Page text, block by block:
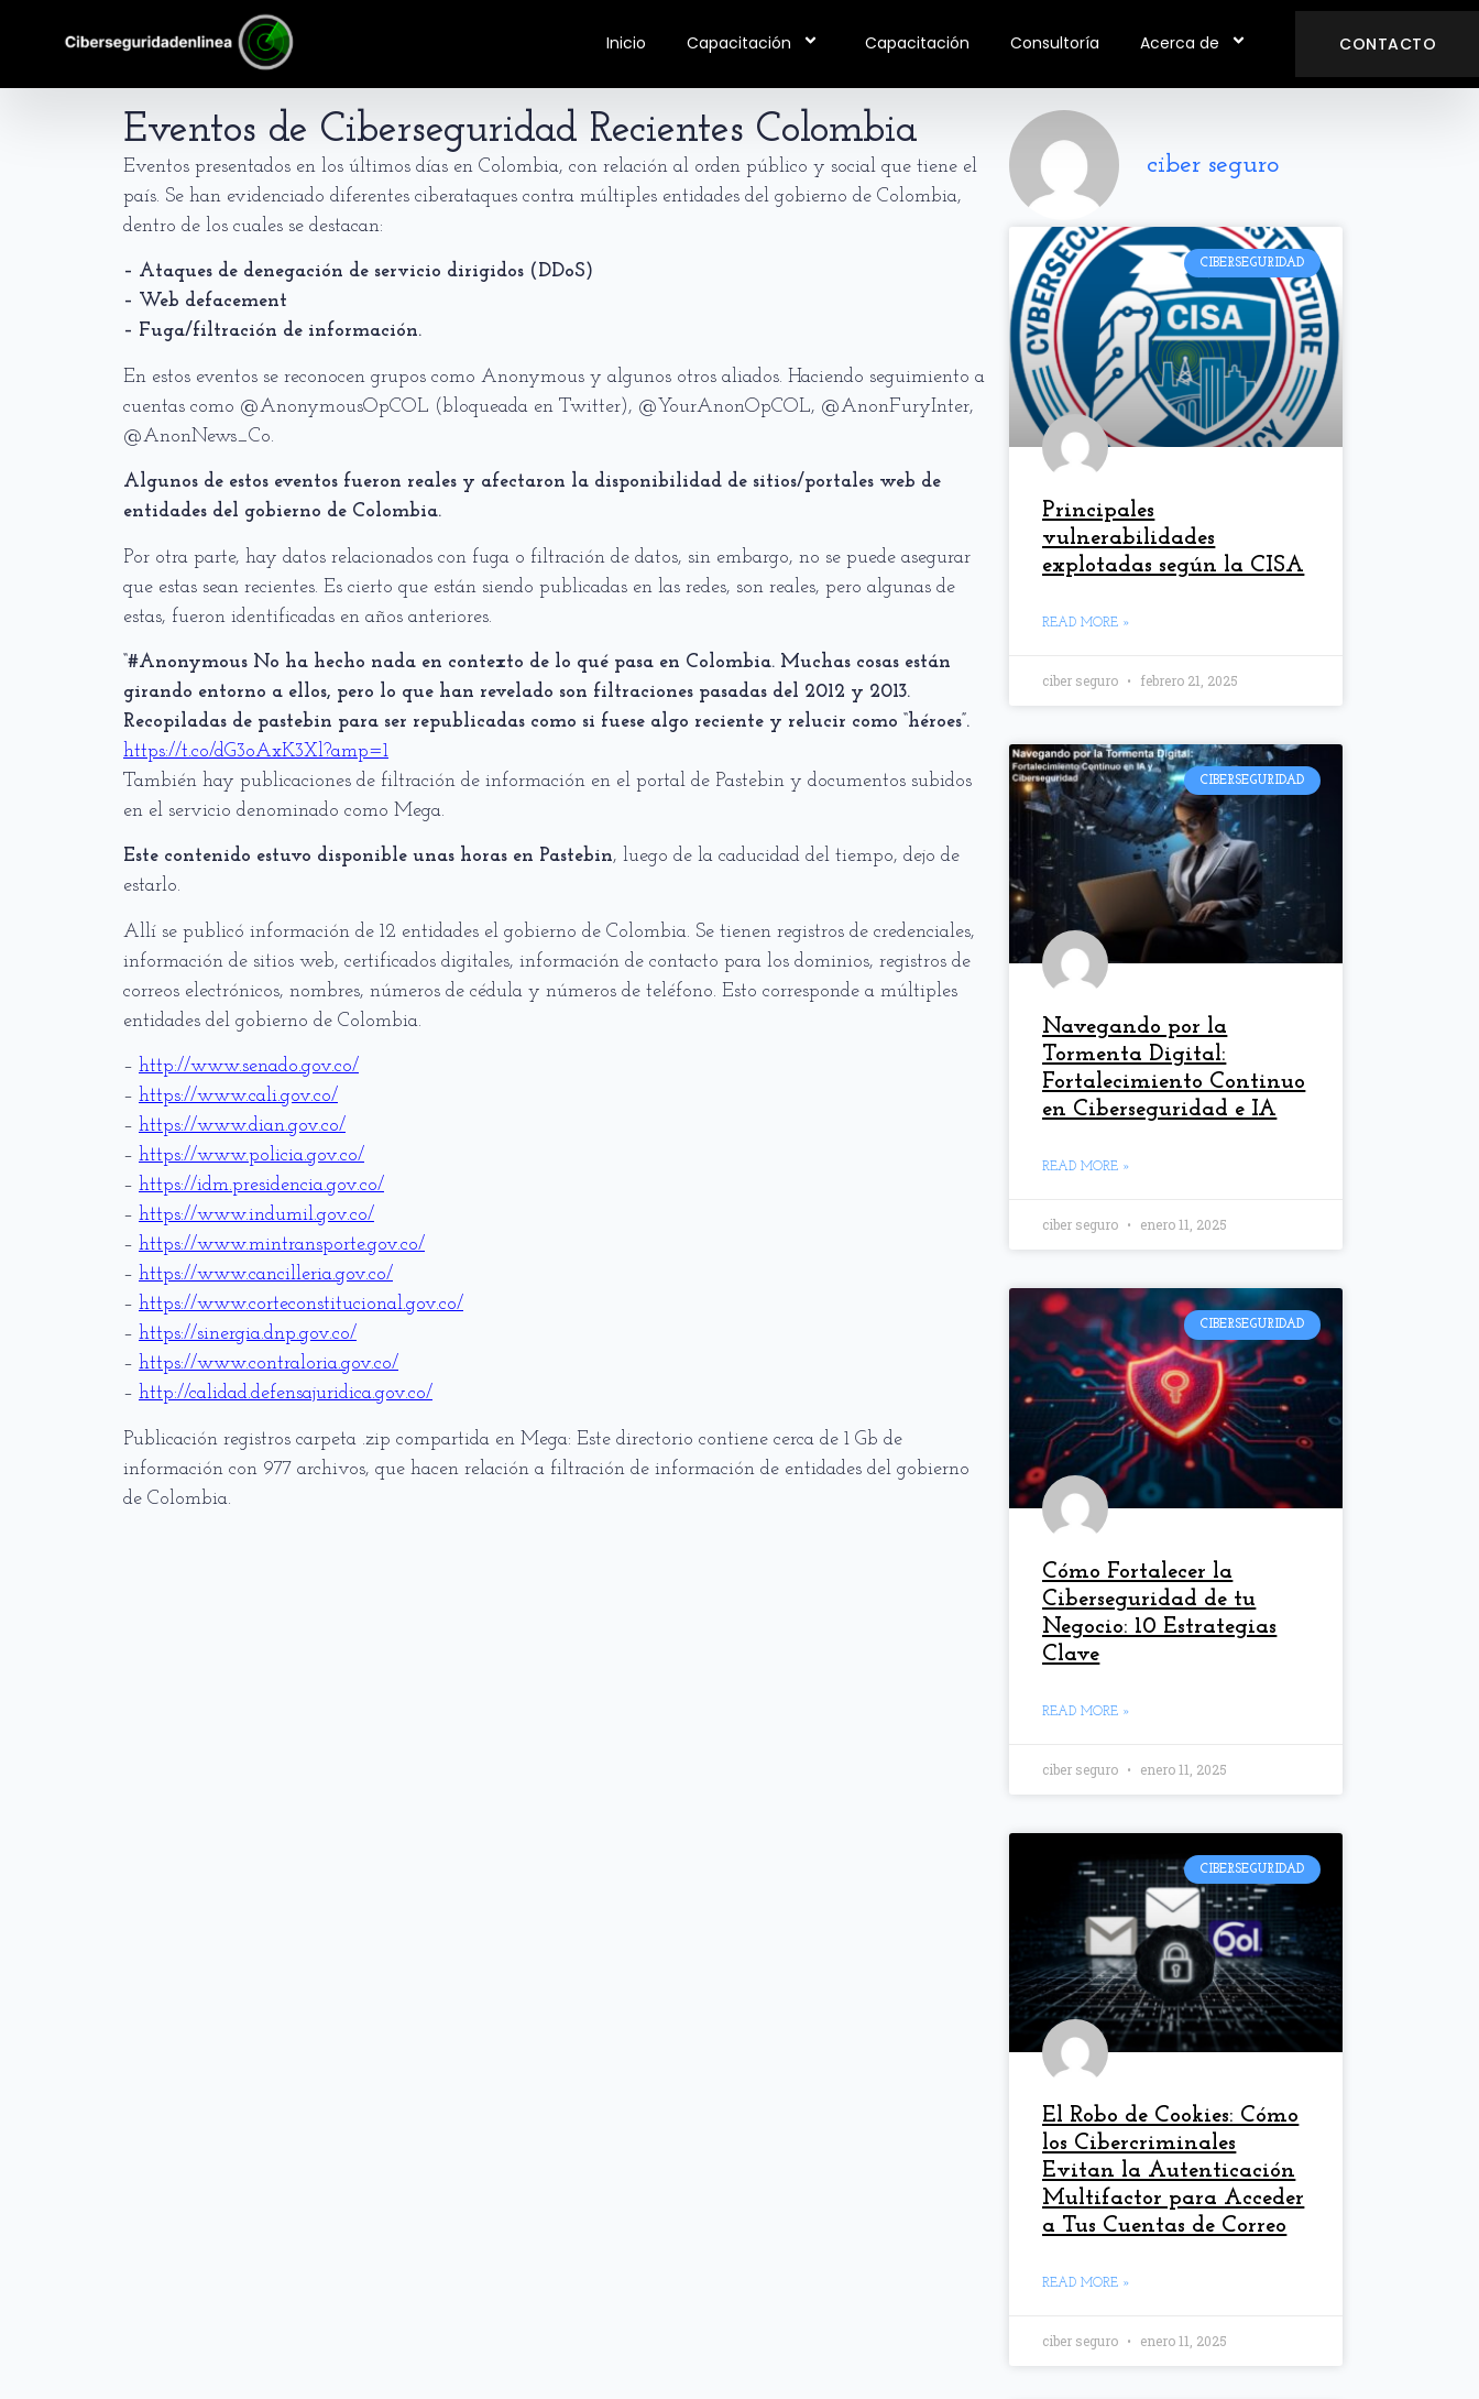
Inicio Capacitación Capacitación Consultoría Acerca de CONTACTO
Eventos de Ciberseguridad Recientes Colombia
Eventos presentados en los últimos días en Colombia, con relación al orden público y social que tiene el
país. Se han evidenciado diferentes ciberataques contra múltiples entidades del gobierno de Colombia,
dentro de los cuales se destacan:
– Ataques de denegación de servicio dirigidos (DDoS)
– Web defacement
– Fuga/filtración de información.
En estos eventos se reconocen grupos como Anonymous y algunos otros aliados. Haciendo seguimiento a
cuentas como @AnonymousOpCOL (bloqueada en Twitter), @YourAnonOpCOL, @AnonFuryInter,
@AnonNews_Co.
Algunos de estos eventos fueron reales y afectaron la disponibilidad de sitios/portales web de
entidades del gobierno de Colombia.
Por otra parte, hay datos relacionados con fuga o filtración de datos, sin embargo, no se puede asegurar
que estas sean recientes. Es cierto que están siendo publicadas en las redes, son reales, pero algunas de
estas, fueron identificadas en años anteriores.
“#Anonymous No ha hecho nada en contexto de lo qué pasa en Colombia. Muchas cosas están
girando entorno a ellos, pero lo que han revelado son filtraciones pasadas del 2012 y 2013.
Recopiladas de pastebin para ser republicadas como si fuese algo reciente y relucir como “héroes”.
https://t.co/dG3oAxK3Xl?amp=1
También hay publicaciones de filtración de información en el portal de Pastebin y documentos subidos
en el servicio denominado como Mega.
Este contenido estuvo disponible unas horas en Pastebin, luego de la caducidad del tiempo, dejo de
estarlo.
Allí se publicó información de 12 entidades el gobierno de Colombia. Se tienen registros de credenciales,
información de sitios web, certificados digitales, información de contacto para los dominios, registros de
correos electrónicos, nombres, números de cédula y números de teléfono. Esto corresponde a múltiples
entidades del gobierno de Colombia.
– http://www.senado.gov.co/
– https://www.cali.gov.co/
– https://www.dian.gov.co/
– https://www.policia.gov.co/
– https://idm.presidencia.gov.co/
– https://www.indumil.gov.co/
– https://www.mintransporte.gov.co/
– https://www.cancilleria.gov.co/
– https://www.corteconstitucional.gov.co/
– https://sinergia.dnp.gov.co/
– https://www.contraloria.gov.co/
– http://calidad.defensajuridica.gov.co/
Publicación registros carpeta .zip compartida en Mega: Este directorio contiene cerca de 1 Gb de
información con 977 archivos, que hacen relación a filtración de información de entidades del gobierno
de Colombia.
ciber seguro
CIBERSEGURIDAD
Principales
vulnerabilidades
explotadas según la CISA
READ MORE »
ciber seguro febrero 21, 2025
CIBERSEGURIDAD
Navegando por la
Tormenta Digital:
Fortalecimiento Continuo
en Ciberseguridad e IA
READ MORE »
ciber seguro enero 11, 2025
CIBERSEGURIDAD
Cómo Fortalecer la
Ciberseguridad de tu
Negocio: 10 Estrategias
Clave
READ MORE »
ciber seguro enero 11, 2025
CIBERSEGURIDAD
El Robo de Cookies: Cómo
los Cibercriminales
Evitan la Autenticación
Multifactor para Acceder
a Tus Cuentas de Correo
READ MORE »
ciber seguro enero 11, 2025